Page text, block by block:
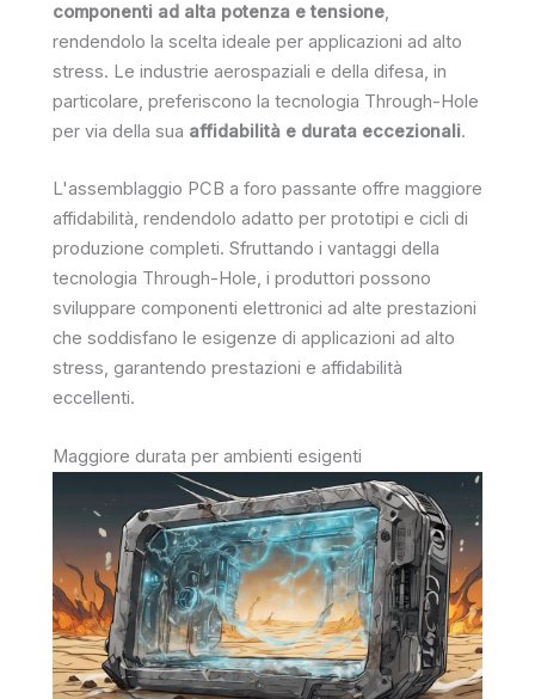
componenti ad alta potenza e tensione,
rendendolo la scelta ideale per applicazioni ad alto
stress. Le industrie aerospaziali e della difesa, in
particolare, preferiscono la tecnologia Through-Hole
per via della sua affidabilità e durata eccezionali.
L'assemblaggio PCB a foro passante offre maggiore
affidabilità, rendendolo adatto per prototipi e cicli di
produzione completi. Sfruttando i vantaggi della
tecnologia Through-Hole, i produttori possono
sviluppare componenti elettronici ad alte prestazioni
che soddisfano le esigenze di applicazioni ad alto
stress, garantendo prestazioni e affidabilità
eccellenti.
Maggiore durata per ambienti esigenti